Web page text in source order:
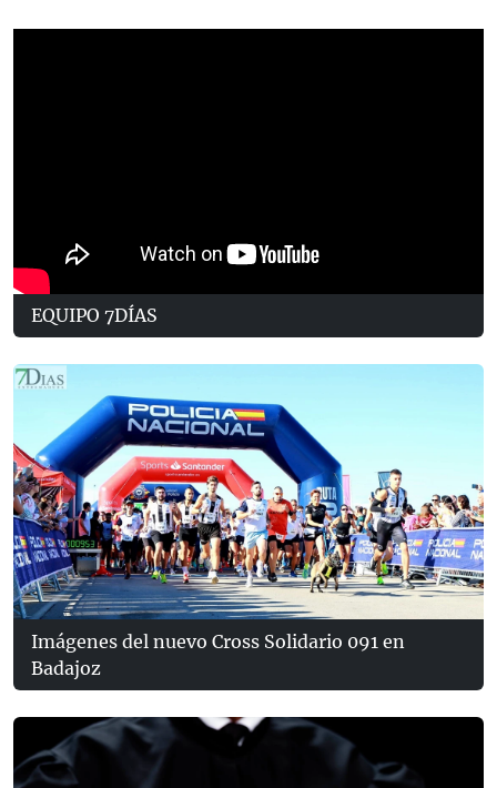
EQUIPO 7DÍAS
Imágenes del nuevo Cross Solidario 091 en
Badajoz